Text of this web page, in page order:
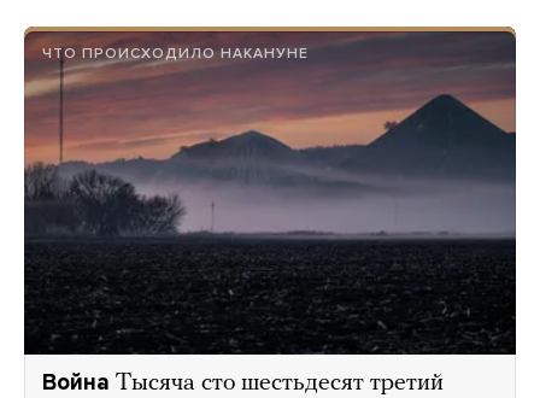
ЧТО ПРОИСХОДИЛО НАКАНУНЕ
Война Тысяча сто шестьдесят третий